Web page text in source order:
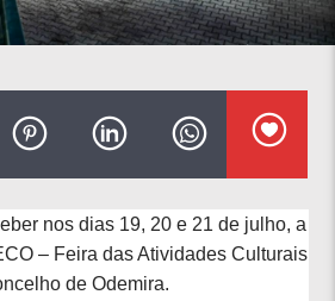
nos dias 19, 20 e 21 de julho, a
– Feira das Atividades Culturais
de Odemira.